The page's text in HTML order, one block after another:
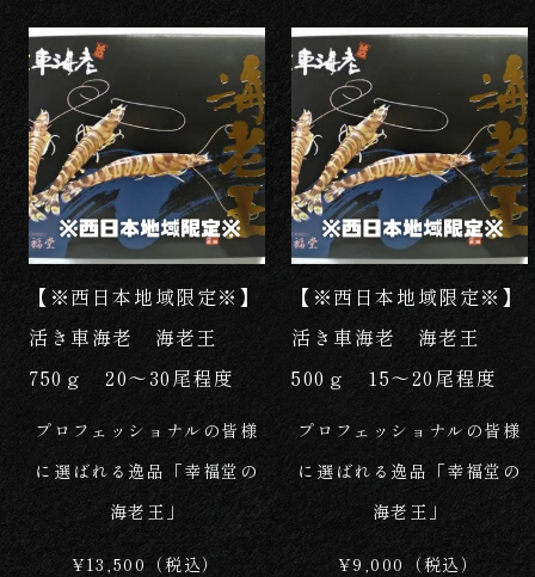
【※西日本地域限定※】
活き車海老 海老王
750ｇ 20～30尾程度
プロフェッショナルの皆様
に選ばれる逸品「幸福堂の
海老王」
¥13,500（税込）
【※西日本地域限定※】
活き車海老 海老王
500ｇ 15～20尾程度
プロフェッショナルの皆様
に選ばれる逸品「幸福堂の
海老王」
¥9,000（税込）